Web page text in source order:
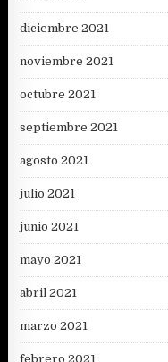
diciembre 2021
noviembre 2021
octubre 2021
septiembre 2021
agosto 2021
julio 2021
junio 2021
mayo 2021
abril 2021
marzo 2021
febrero 2021